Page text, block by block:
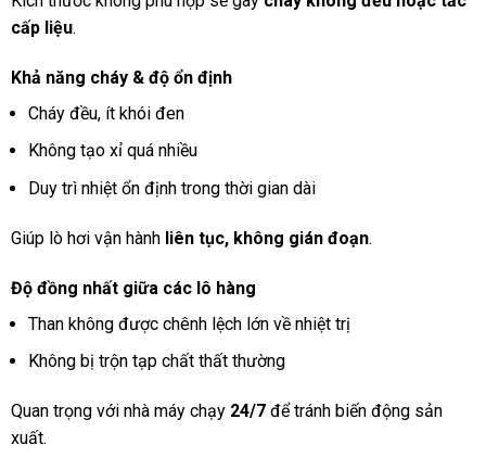
cấp liệu.
Khả năng cháy & độ ổn định
Cháy đều, ít khói đen
Không tạo xỉ quá nhiều
Duy trì nhiệt ổn định trong thời gian dài
Giúp lò hơi vận hành liên tục, không gián đoạn.
Độ đồng nhất giữa các lô hàng
Than không được chênh lệch lớn về nhiệt trị
Không bị trộn tạp chất thất thường
Quan trọng với nhà máy chạy 24/7để tránh biến động sản
xuất.